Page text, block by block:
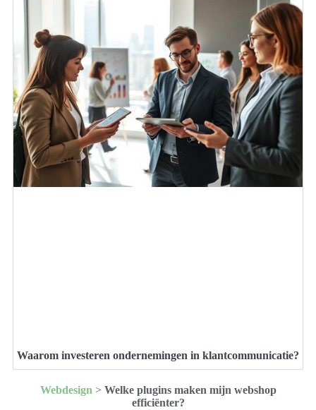
Waarom investeren ondernemingen in klantcommunicatie?
Webdesign > Welke plugins maken mijn webshop
efficiënter?